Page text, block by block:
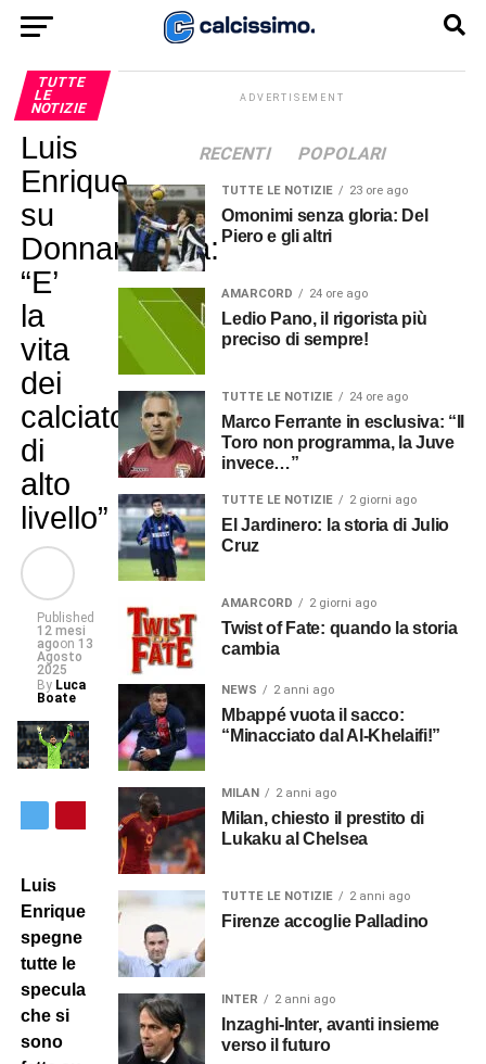
TUTTE
LE
NOTIZIE
Luis
Enrique
su
Donnarumma:
“E’
la
vita
dei
calciatori
di
alto
livello”
Published
12 mesi
agoon 13
Agosto
2025
By Luca
Boate
Luis
Enrique
spegne
tutte le
speculazioni
che si
sono
ADVERTISEMENT
RECENTI POPOLARI
TUTTE LE NOTIZIE 23 ore ago
Omonimi senza gloria: Del
Piero e gli altri
AMARCORD 24 ore ago
Ledio Pano, il rigorista più
preciso di sempre!
TUTTE LE NOTIZIE 24 ore ago
Marco Ferrante in esclusiva: “Il
Toro non programma, la Juve
invece…”
TUTTE LE NOTIZIE 2 giorni ago
El Jardinero: la storia di Julio
Cruz
AMARCORD 2 giorni ago
Twist of Fate: quando la storia
cambia
NEWS 2 anni ago
Mbappé vuota il sacco:
“Minacciato dal Al-Khelaifi!”
MILAN 2 anni ago
Milan, chiesto il prestito di
Lukaku al Chelsea
TUTTE LE NOTIZIE 2 anni ago
Firenze accoglie Palladino
INTER 2 anni ago
Inzaghi-Inter, avanti insieme
verso il futuro